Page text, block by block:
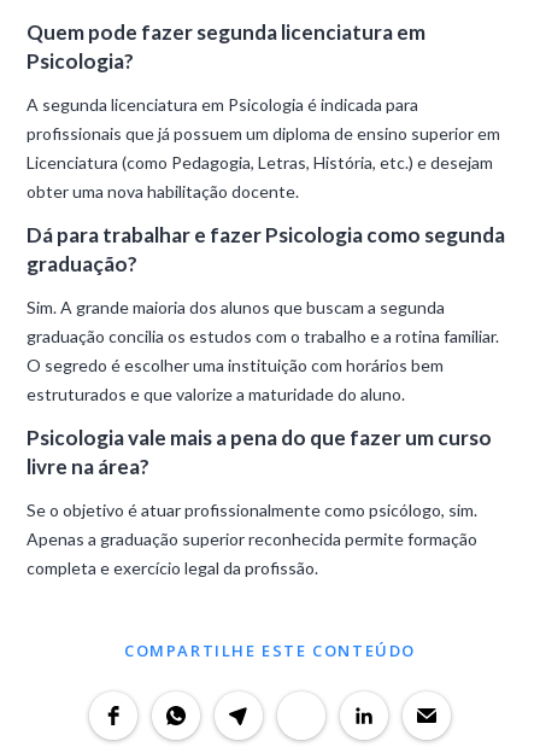
Quem pode fazer segunda licenciatura em
Psicologia?
A segunda licenciatura em Psicologia é indicada para
profissionais que já possuem um diploma de ensino superior em
Licenciatura (como Pedagogia, Letras, História, etc.) e desejam
obter uma nova habilitação docente.
Dá para trabalhar e fazer Psicologia como segunda
graduação?
Sim. A grande maioria dos alunos que buscam a segunda
graduação concilia os estudos com o trabalho e a rotina familiar.
O segredo é escolher uma instituição com horários bem
estruturados e que valorize a maturidade do aluno.
Psicologia vale mais a pena do que fazer um curso
livre na área?
Se o objetivo é atuar profissionalmente como psicólogo, sim.
Apenas a graduação superior reconhecida permite formação
completa e exercício legal da profissão.
COMPARTILHE ESTE CONTEÚDO